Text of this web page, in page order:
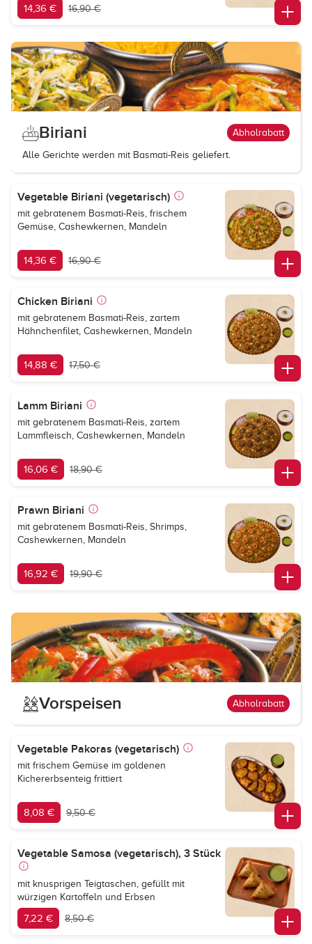
14,36 € 16,90 €
Biriani Abholrabatt
Alle Gerichte werden mit Basmati-Reis geliefert.
Vegetable Biriani (vegetarisch)
mit gebratenem Basmati-Reis, frischem
Gemüse, Cashewkernen, Mandeln
14,36 € 16,90 €
Chicken Biriani
mit gebratenem Basmati-Reis, zartem
Hähnchenfilet, Cashewkernen, Mandeln
14,88 € 17,50 €
Lamm Biriani
mit gebratenem Basmati-Reis, zartem
Lammfleisch, Cashewkernen, Mandeln
16,06 € 18,90 €
Prawn Biriani
mit gebratenem Basmati-Reis, Shrimps,
Cashewkernen, Mandeln
16,92 € 19,90 €
Vorspeisen Abholrabatt
Vegetable Pakoras (vegetarisch)
mit frischem Gemüse im goldenen
Kichererbsenteig frittiert
8,08 € 9,50 €
Vegetable Samosa (vegetarisch), 3 Stück
mit knusprigen Teigtaschen, gefüllt mit
würzigen Kartoffeln und Erbsen
7,22 € 8,50 €